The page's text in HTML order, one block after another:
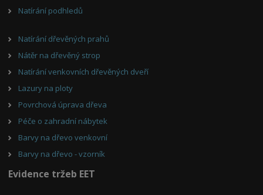
Natírání podhledů
Natírání dřevěných prahů
Nátěr na dřevěný strop
Natírání venkovních dřevěných dveří
Lazury na ploty
Povrchová úprava dřeva
Péče o zahradní nábytek
Barvy na dřevo venkovní
Barvy na dřevo - vzorník
Evidence tržeb EET